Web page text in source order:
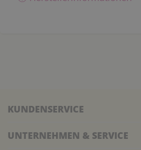
KUNDENSERVICE
UNTERNEHMEN & SERVICE